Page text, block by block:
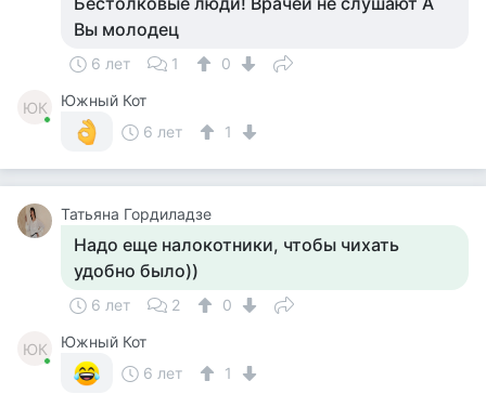
Вы молодец
6 лет 1 0
ЮК
Южный Кот
6 лет
1
Татьяна Гордиладзе
Надо еще налокотники, чтобы чихать
удобно было))
6 лет 2 0
ЮК
Южный Кот
6 лет
1